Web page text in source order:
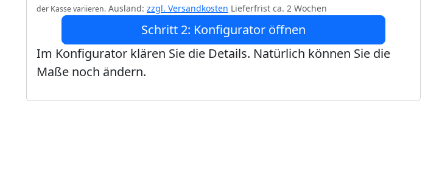
der Kasse variieren. Ausland: zzgl. Versandkosten Lieferfrist ca. 2 Wochen
Schritt 2: Konfigurator öffnen
Im Konfigurator klären Sie die Details. Natürlich können Sie die
Maße noch ändern.